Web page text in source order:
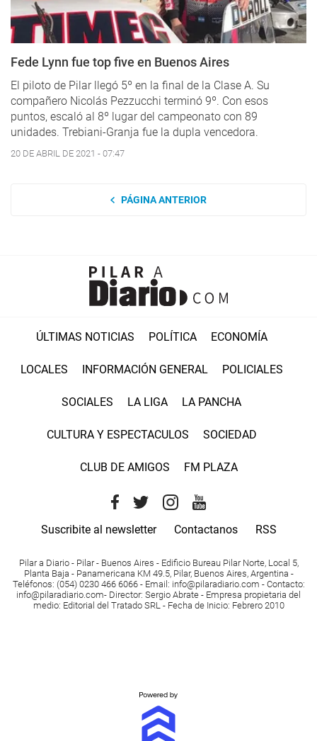
Fede Lynn fue top five en Buenos Aires
El piloto de Pilar llegó 5º en la final de la Clase A. Su
compañero Nicolás Pezzucchi terminó 9º. Con esos
puntos, escaló al 8º lugar del campeonato con 89
unidades. Trebiani-Granja fue la dupla vencedora.
20 DE ABRIL DE 2021 - 07:47
PÁGINA ANTERIOR
ÚLTIMAS NOTICIAS POLÍTICA ECONOMÍA
LOCALES INFORMACIÓN GENERAL POLICIALES
SOCIALES LA LIGA LA PANCHA
CULTURA Y ESPECTACULOS SOCIEDAD
CLUB DE AMIGOS FM PLAZA
Suscribite al newsletter Contactanos RSS
Pilar a Diario - Pilar - Buenos Aires - Edificio Bureau Pilar Norte, Local 5,
Planta Baja - Panamericana KM 49.5, Pilar, Buenos Aires, Argentina -
Teléfonos: (054) 0230 466 6066 - Email : info@pilaradiario.com - Contacto:
info@pilaradiario.com- Director: Sergio Abrate - Empresa propietaria del
medio: Editorial del Tratado SRL - Fecha de Inicio: Febrero 2010